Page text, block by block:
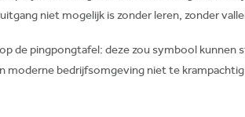
niet mogelijk is zonder leren, zonder
de pingpongtafel: deze zou symbool
moderne bedrijfsomgeving niet te